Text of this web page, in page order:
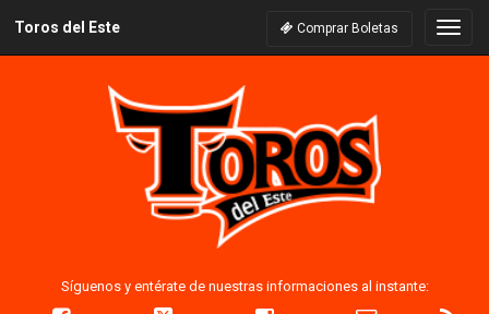
Toros del Este Comprar Boletas
Síguenos y entérate de nuestras informaciones al instante: